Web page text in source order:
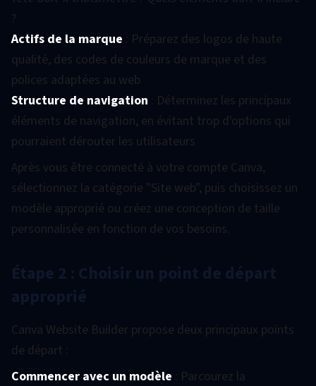
?
Actifs de la marque : Préparez des logos de haute
qualité, des codes de couleurs de marque et des
polices adaptées au web
Structure de navigation : Déterminez les principaux
éléments de navigation, en évitant trop d'options qui
pourraient dérouter les utilisateurs
Après vous être connecté à votre compte Canva,
sélectionnez la catégorie "Site web", puis choisissez un
modèle approprié ou créez une conception de taille
personnalisée en fonction de vos besoins.
Étape 2 : Choisir un point de départ
approprié
Canva Website Builder propose deux principaux points
de départ :
Commencer avec un modèle : Parcourez la